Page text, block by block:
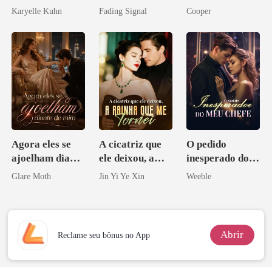
Karyelle Kuhn
noiva do arqui-
Fading Signal Cooper
Agora eles se
ajoelham diante
de mim
Glare Moth
A cicatriz que
ele deixou, a
rainha que me
Jin Yi Ye Xin
O pedido
inesperado do
meu chefe
Weeble
Reclame seu bônus no App Abrir